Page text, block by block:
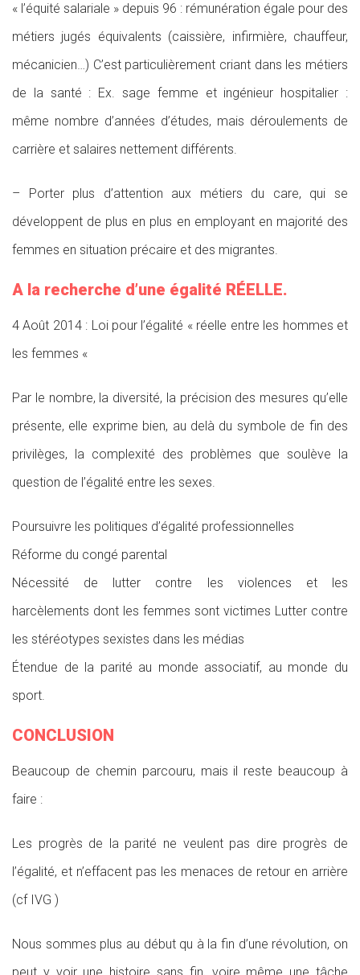
« l’équité salariale » depuis 96 : rémunération égale pour des
métiers jugés équivalents (caissière, infirmière, chauffeur,
mécanicien…) C’est particulièrement criant dans les métiers
de la santé : Ex. sage femme et ingénieur hospitalier :
même nombre d’années d’études, mais déroulements de
carrière et salaires nettement différents.
– Porter plus d’attention aux métiers du care, qui se
développent de plus en plus en employant en majorité des
femmes en situation précaire et des migrantes.
A la recherche d’une égalité RÉELLE.
4 Août 2014 : Loi pour l’égalité « réelle entre les hommes et
les femmes «
Par le nombre, la diversité, la précision des mesures qu’elle
présente, elle exprime bien, au delà du symbole de fin des
privilèges, la complexité des problèmes que soulève la
question de l’égalité entre les sexes.
Poursuivre les politiques d’égalité professionnelles
Réforme du congé parental
Nécessité de lutter contre les violences et les
harcèlements dont les femmes sont victimes Lutter contre
les stéréotypes sexistes dans les médias
Étendue de la parité au monde associatif, au monde du
sport.
CONCLUSION
Beaucoup de chemin parcouru, mais il reste beaucoup à
faire :
Les progrès de la parité ne veulent pas dire progrès de
l’égalité, et n’effacent pas les menaces de retour en arrière
(cf IVG )
Nous sommes plus au début qu à la fin d’une révolution, on